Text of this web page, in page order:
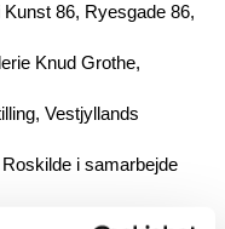
86, Ryesgade 86,
Knud Grothe,
Vestjyllands
i samarbejde